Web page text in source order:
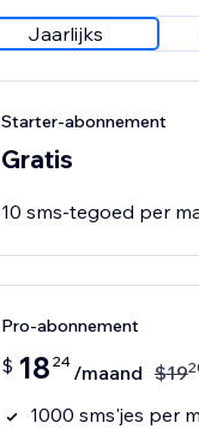
Jaarlijks
Starter-abonnement
Gratis
10 sms-tegoed per
Pro-abonnement
$ 18 24 /maand $19
1000 sms'jes per